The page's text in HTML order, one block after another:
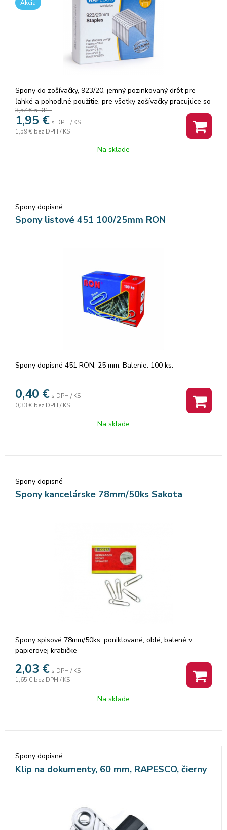
Akcia
Spony do zošívačky, 923/20, jemný pozinkovaný drôt pre
ľahké a pohodlné použitie, pre všetky zošívačky pracujúce so
spinkami tejto veľkosti
3,57 €s DPH
1,95 € s DPH / KS
1,59 € bez DPH / KS
Na sklade
Spony dopisné
Spony listové 451 100/25mm RON
Spony dopisné 451 RON, 25 mm. Balenie: 100 ks.
0,40 € s DPH / KS
0,33 € bez DPH / KS
Na sklade
Spony dopisné
Spony kancelárske 78mm/50ks Sakota
Spony spisové 78mm/50ks, poniklované, oblé, balené v
papierovej krabičke
2,03 € s DPH / KS
1,65 € bez DPH / KS
Na sklade
Spony dopisné
Klip na dokumenty, 60 mm, RAPESCO, čierny